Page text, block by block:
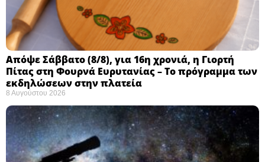
Απόψε Σάββατο (8/8), για 16η χρονιά, η Γιορτή
Πίτας στη Φουρνά Ευρυτανίας – Το πρόγραμμα των
εκδηλώσεων στην πλατεία
8 Αυγούστου 2026